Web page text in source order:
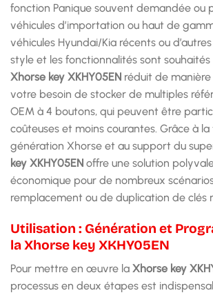
fonction Panique souvent demandée ou
véhicules d’importation ou haut de
véhicules Hyundai/Kia récents ou
style et les fonctionnalités sont souhaités
Xhorse key XKHY05EN réduit de
votre besoin de stocker de multiples
OEM à 4 boutons, qui peuvent être
coûteuses et moins courantes. Grâce à
génération Xhorse et au support du
key XKHY05EN offre une solution
économique pour de nombreux
remplacement ou de duplication de clés
Utilisation : Génération et
la Xhorse key XKHY05EN
Pour mettre en œuvre la Xhorse key
processus en deux étapes est